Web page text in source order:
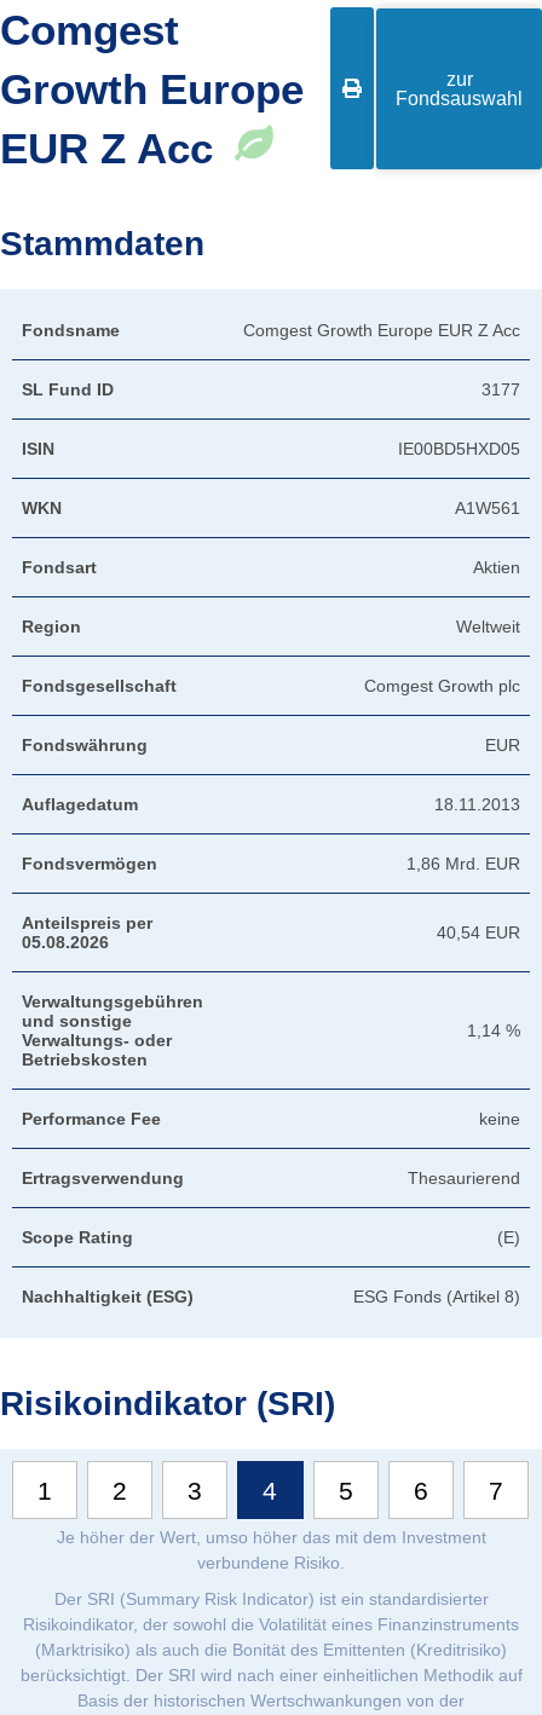
Comgest
Growth Europe
EUR Z Acc

zur
Fondsauswahl
Stammdaten
Fondsname Comgest Growth Europe EUR Z Acc
SL Fund ID 3177
ISIN IE00BD5HXD05
WKN A1W561
Fondsart Aktien
Region Weltweit
Fondsgesellschaft Comgest Growth plc
Fondswährung EUR
Auflagedatum 18.11.2013
Fondsvermögen 1,86 Mrd. EUR
Anteilspreis per
05.08.2026
40,54 EUR
Verwaltungsgebühren
und sonstige
Verwaltungs- oder
Betriebskosten
1,14 %
Performance Fee keine
Ertragsverwendung Thesaurierend
Scope Rating (E)
Nachhaltigkeit (ESG) ESG Fonds (Artikel 8)
Risikoindikator (SRI)
1 2 3 4 5 6 7
Je höher der Wert, umso höher das mit dem Investment
verbundene Risiko.
Der SRI (Summary Risk Indicator) ist ein standardisierter
Risikoindikator, der sowohl die Volatilität eines Finanzinstruments
(Marktrisiko) als auch die Bonität des Emittenten (Kreditrisiko)
berücksichtigt. Der SRI wird nach einer einheitlichen Methodik auf
Basis der historischen Wertschwankungen von der